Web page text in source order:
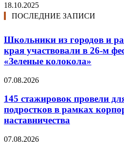
18.10.2025
ПОСЛЕДНИЕ ЗАПИСИ
Школьники из городов и
края участвовали в 26-м
«Зеленые колокола»
07.08.2026
145 стажировок провели
подростков в рамках
наставничества
07.08.2026